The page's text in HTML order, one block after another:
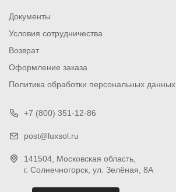
Документы
Условия сотрудничества
Возврат
Оформление заказа
Политика обработки персональных данных
+7 (800) 351-12-86
post@luxsol.ru
141504 , Московская область,
г. Солнечногорск ул. Зелёная, 8А